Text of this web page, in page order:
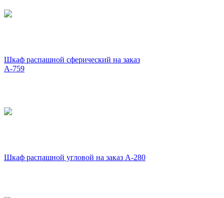
Шкаф распашной сферический на заказ
А-759
Шкаф распашной угловой на заказ А-280